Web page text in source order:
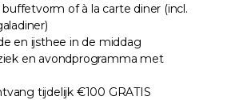
of à la carte diner (incl.
en ijsthee in de middag
en avondprogramma met
tijdelijk €100 GRATIS